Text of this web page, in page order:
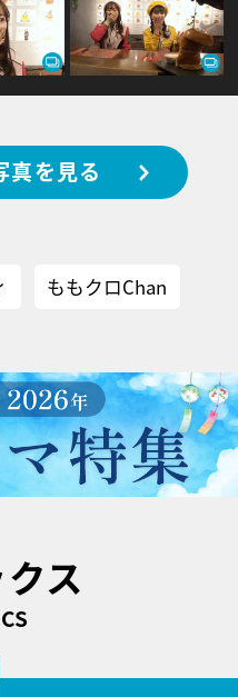
真を見る
ももクロChan
ス